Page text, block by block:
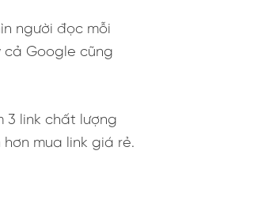
người đọc mỗi
cả Google cũng
3 link chất lượng
mua link giá rẻ.